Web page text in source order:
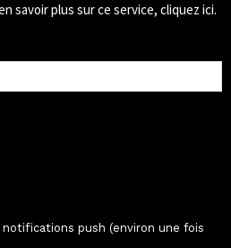
savoir plus sur ce service, cliquez ici.
push (environ une fois